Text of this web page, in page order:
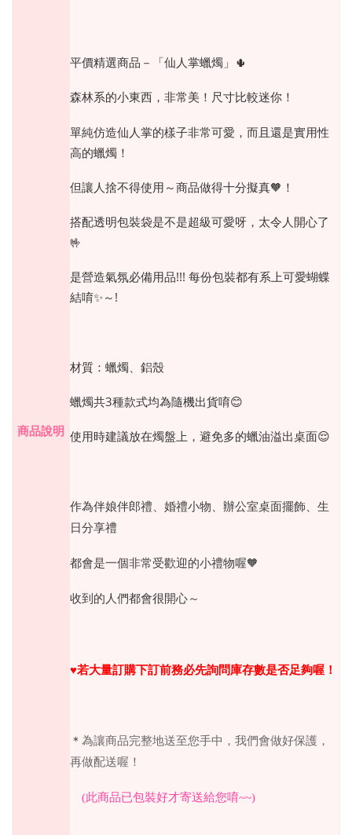
商品說明
平價精選商品－「仙人掌蠟燭」🌵
森林系的小東西，非常美！尺寸比較迷你！
單純仿造仙人掌的樣子非常可愛，而且還是實用性
高的蠟燭！
但讓人捨不得使用～商品做得十分擬真🧡！
搭配透明包裝袋是不是超級可愛呀，太令人開心了
🤟
是營造氣氛必備用品!!! 每份包裝都有系上可愛蝴蝶
結唷✨～!
材質：蠟燭、鋁殼
蠟燭共3種款式均為隨機出貨唷😊
使用時建議放在燭盤上，避免多的蠟油溢出桌面😌
作為伴娘伴郎禮、婚禮小物、辦公室桌面擺飾、生
日分享禮
都會是一個非常受歡迎的小禮物喔🧡
收到的人們都會很開心～
♥︎若大量訂購下訂前務必先詢問庫存數是否足夠喔！
＊ 為讓商品完整地送至您手中，我們會做好保護，
再做配送喔！
(此商品已包裝好才寄送給您唷~~)